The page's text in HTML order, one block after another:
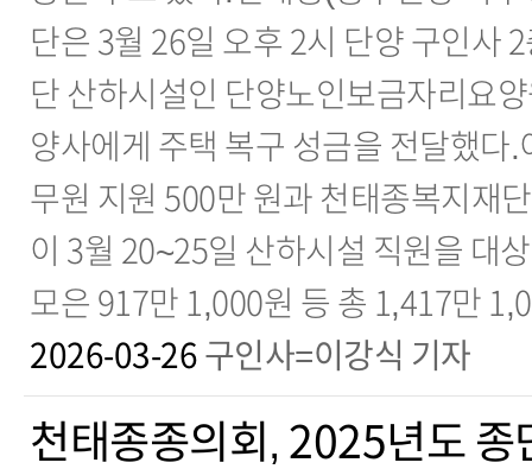
단은 3월 26일 오후 2시 단양 구인사
단 산하시설인 단양노인보금자리요
양사에게 주택 복구 성금을 전달했다.
무원 지원 500만 원과 천태종복지재
이 3월 20~25일 산하시설 직원을 대
모은 917만 1,000원 등 총 1,417만
2026-03-26 구인사=이강식 기자
천태종종의회, 2025년도 종